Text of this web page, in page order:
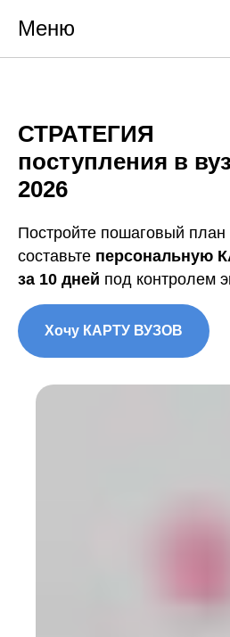
Меню
СТРАТЕГИЯ
поступления в
2026
Постройте пошаговый план
составьте персональную
за 10 дней под контролем
Хочу КАРТУ ВУЗОВ